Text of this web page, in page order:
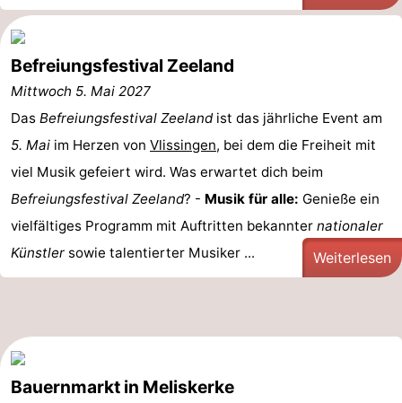
Befreiungsfestival Zeeland
Mittwoch 5. Mai 2027
Das Befreiungsfestival Zeelandist das jährliche Event am
5. Mai im Herzen von Vlissingen, bei dem die Freiheit mit
viel Musik gefeiert wird. Was erwartet dich beim
Befreiungsfestival Zeeland? - Musik für alle: Genieße ein
vielfältiges Programm mit Auftritten bekannter nationaler
Künstler sowie talentierter Musiker ... Weiterlesen
Bauernmarkt in Meliskerke